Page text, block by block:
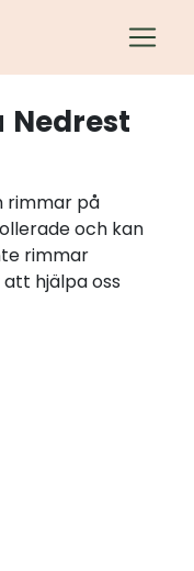
Nedrest
rimmar på
och kan
rimmar
hjälpa oss